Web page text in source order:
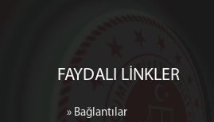
FAYDALI LİNKLER
» Bağlantılar